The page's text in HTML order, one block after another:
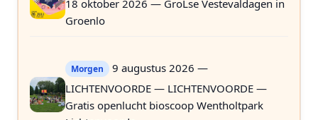
18 oktober 2026 — GroLse Vestevaldagen in
Groenlo
Morgen
9 augustus 2026 —
LICHTENVOORDE — LICHTENVOORDE —
Gratis openlucht bioscoop Wentholtpark